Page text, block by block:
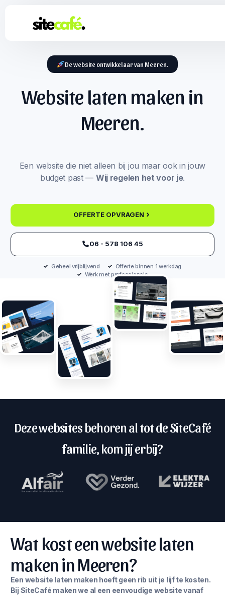
De website ontwikkelaar van Meeren.
Website laten maken in
Meeren.
Een website die niet alleen bij jou maar ook in jouw
budget past — Wij regelen het voor je.
OFFERTE OPVRAGEN
‪06 - 578 106 45‬
Geheel vrijblijvend
Offerte binnen 1 werkdag
Werk met professionals
Deze websites behoren al tot de SiteCafé
familie, kom jij erbij?
Wat kost een website laten
maken in Meeren?
Een website laten maken hoeft geen rib uit je lijf te kosten.
Bij SiteCafé maken we al een eenvoudige website vanaf